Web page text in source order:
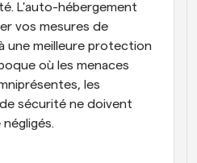
L'auto-hébergement
vos mesures de
une meilleure protection
où les menaces
les
sécurité ne doivent